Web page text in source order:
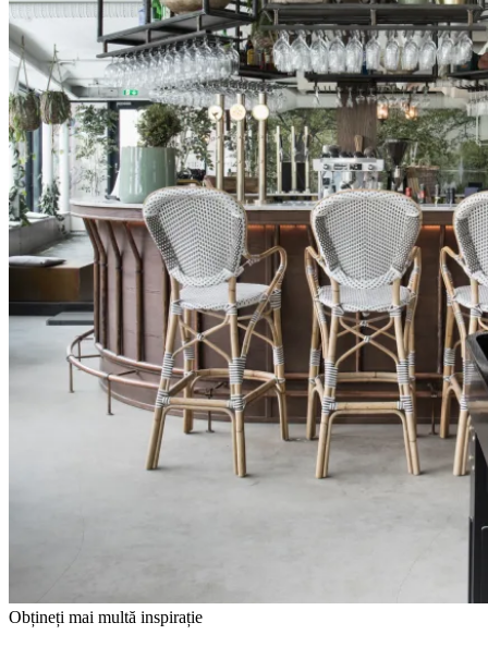
Obțineți mai multă inspirație